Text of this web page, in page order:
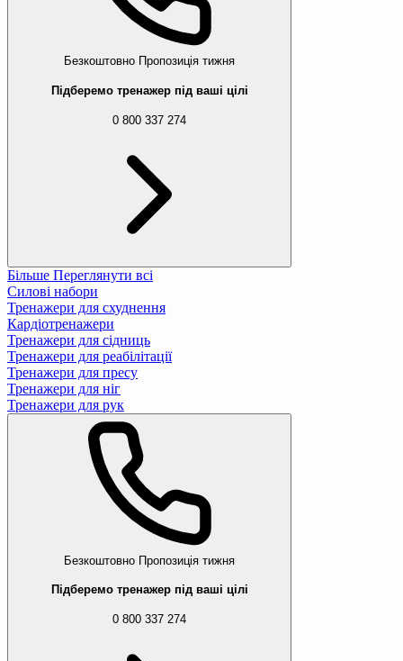
Безкоштовно Пропозиція тижня
Підберемо тренажер під ваші цілі
0 800 337 274
Більше Переглянути всі
Силові набори
Тренажери для схуднення
Кардіотренажери
Тренажери для сідниць
Тренажери для реабілітації
Тренажери для пресу
Тренажери для ніг
Тренажери для рук
Безкоштовно Пропозиція тижня
Підберемо тренажер під ваші цілі
0 800 337 274